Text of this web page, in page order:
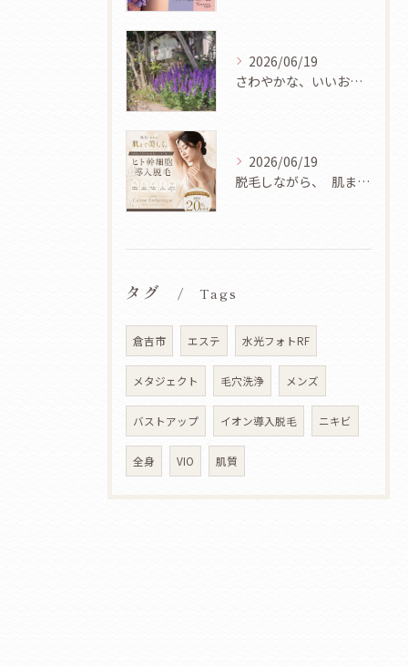
2026/06/19
さわやかな、いいお天気ですね🌿✨
2026/06/19
脱毛しながら、 肌まで美しく✨
タグ Tags
倉吉市 エステ 水光フォトRF
メタジェクト 毛穴洗浄 メンズ
バストアップ イオン導入脱毛 ニキビ
全身 VIO 肌質